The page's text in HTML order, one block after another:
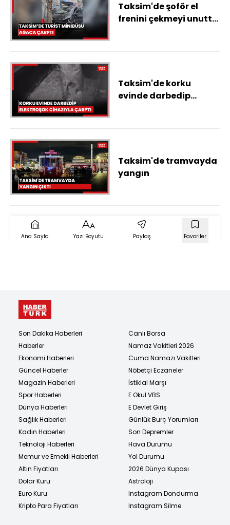
Taksim'de şoför el
frenini çekmeyi unuttu
girse katliam olurdu
Taksim'de korku
evinde darbedip
oldu
Taksim'de tramvayda
yangın
Ana Sayfa Yazı Boyutu Paylaş Favoriler
Son Dakika Haberleri
Haberler
Ekonomi Haberleri
Güncel Haberler
Magazin Haberleri
Spor Haberleri
Dünya Haberleri
Sağlık Haberleri
Kadın Haberleri
Teknoloji Haberleri
Memur ve Emekli Haberleri
Altın Fiyatları
Dolar Kuru
Euro Kuru
Kripto Para Fiyatları
Canlı Borsa
Namaz Vakitleri 2026
Cuma Namazı Vakitleri
Nöbetçi Eczaneler
İstiklal Marşı
E Okul VBS
E Devlet Giriş
Günlük Burç Yorumları
Son Depremler
Hava Durumu
Yol Durumu
2026 Dünya Kupası
Astroloji
Instagram Dondurma
Instagram Silme